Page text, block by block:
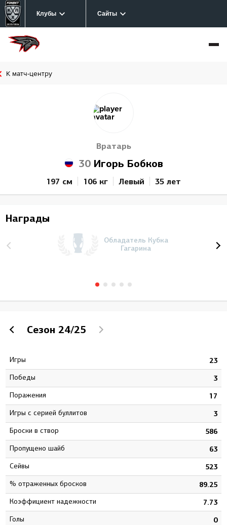
Клубы Сайты
К матч-центру
Вратарь
30Игорь Бобков
197 см 106 кг Левый 35 лет
Награды
Обладатель Кубка
Гагарина
Сезон 24/25
Игры 23
Победы 3
Поражения 17
Игры с серией буллитов 3
Броски в створ 586
Пропущено шайб 63
Сейвы 523
% отраженных бросков 89.25
Коэффициент надежности 7.73
Голы 0